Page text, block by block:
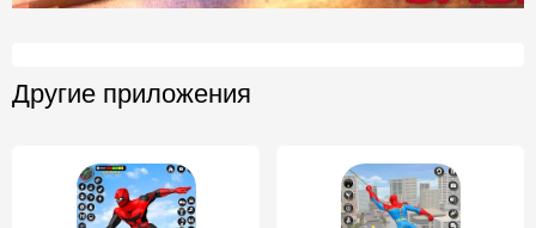
Другие приложения